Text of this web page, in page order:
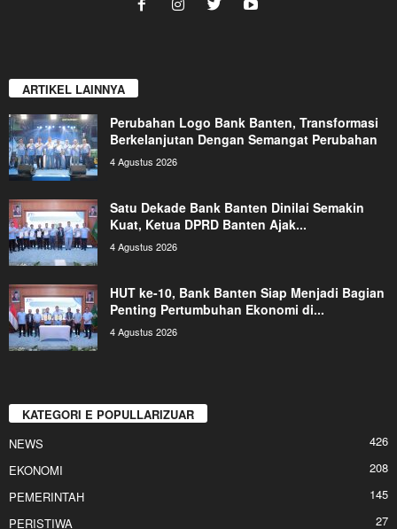
ARTIKEL LAINNYA
Perubahan Logo Bank Banten, Transformasi
Berkelanjutan Dengan Semangat Perubahan
4 Agustus 2026
Satu Dekade Bank Banten Dinilai Semakin
Kuat, Ketua DPRD Banten Ajak...
4 Agustus 2026
HUT ke-10, Bank Banten Siap Menjadi Bagian
Penting Pertumbuhan Ekonomi di...
4 Agustus 2026
KATEGORI E POPULLARIZUAR
NEWS
426
EKONOMI
208
PEMERINTAH
145
PERISTIWA
27